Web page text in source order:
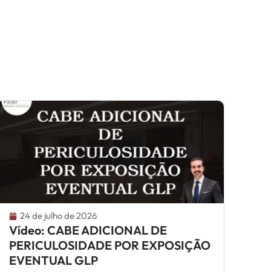
24 de julho de 2026
Vídeo: CABE ADICIONAL DE
PERICULOSIDADE POR EXPOSIÇÃO
EVENTUAL GLP